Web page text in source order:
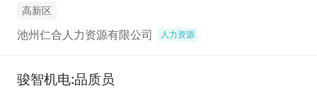
高新区
池州仁合人力资源有限公司 人力资源
骏智机电:品质员